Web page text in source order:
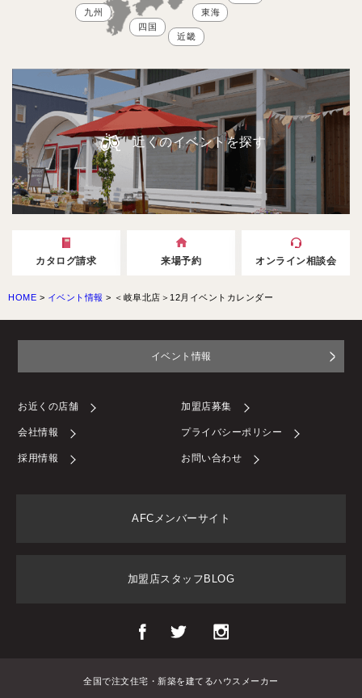
東海
近畿
四国
九州
近くのイベントを探す
カタログ請求 来場予約 オンライン相談会
HOME > イベント情報 > ＜岐阜北店＞12月イベントカレンダー
イベント情報
お近くの店舗 加盟店募集
会社情報 プライバシーポリシー
採用情報 お問い合わせ
AFCメンバーサイト
加盟店スタッフBLOG
全国で注文住宅・新築を建てるハウスメーカー